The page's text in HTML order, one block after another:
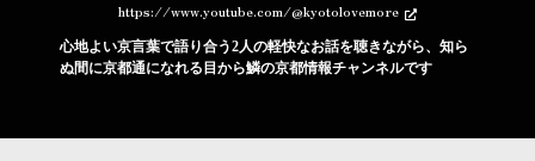
https://www.youtube.com/@kyotolovemore
心地よい京言葉で語り合う2人の軽快なお話を聴きながら、知ら
ぬ間に京都通になれる目から鱗の京都情報チャンネルです